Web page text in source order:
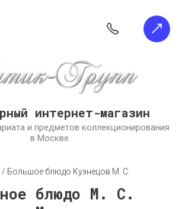
интернет-магазин
и предметов коллекционирования
в Москве
/ Большое блюдо Кузнецов М. С.
блюдо М. С.